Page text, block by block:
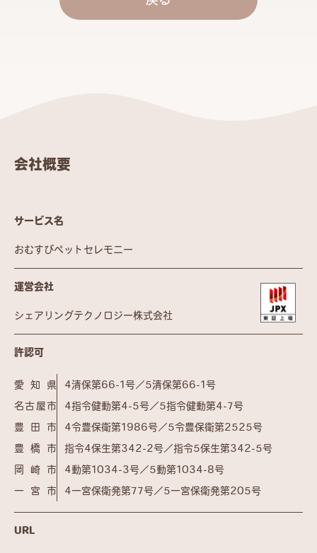
会社概要
サービス名
おむすびペットセレモニー
運営会社
シェアリングテクノロジー株式会社
許認可
愛知県 4清保第66-1号／5清保第66-1号
名古屋市 4指令健動第4-5号／5指令健動第4-7号
豊田市 4令豊保衛第1986号／5令豊保衛第2525号
豊橋市 指令4保生第342-2号／指令5保生第342-5号
岡崎市 4動第1034-3号／5動第1034-8号
一宮市 4一宮保衛発第77号／5一宮保衛発第205号
URL